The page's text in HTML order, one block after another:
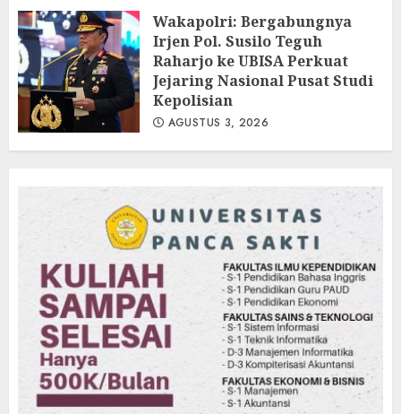
Kebun Raya Bogor
AGUSTUS 3, 2026
Wakapolri: Bergabungnya
Irjen Pol. Susilo Teguh
Raharjo ke UBISA Perkuat
Jejaring Nasional Pusat Studi
Kepolisian
AGUSTUS 3, 2026